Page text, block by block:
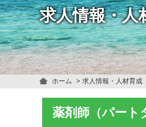
求人情報・人
ホーム 求人情報・人材育成
薬剤師（パート